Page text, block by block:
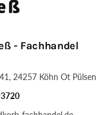
- Fachhandel
24257 Köhn Ot Pülsen